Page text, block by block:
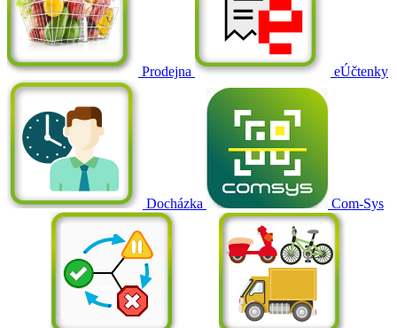
Prodejna eÚčtenky
Docházka Com-Sys